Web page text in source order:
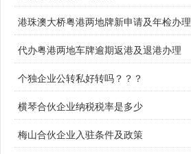
港珠澳大桥粤港两地牌新申请及年检办理
代办粤港两地车牌逾期返港及退港办理
个独企业公转私好转吗？？？
横琴合伙企业纳税税率是多少
梅山合伙企业入驻条件及政策